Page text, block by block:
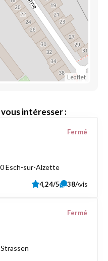
Leaflet
intéresser :
Esch-sur-Alzette
Fermé
4,24/5 38Avis
Fermé